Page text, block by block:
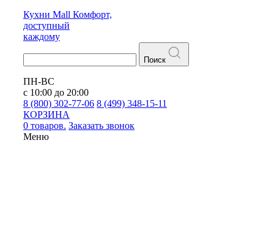
Кухни Mall Комфорт,
доступный
каждому
Поиск
ПН-ВС
с 10:00 до 20:00
8 (800) 302-77-06 8 (499) 348-15-11
КОРЗИНА
0 товаров. Заказать звонок
Меню